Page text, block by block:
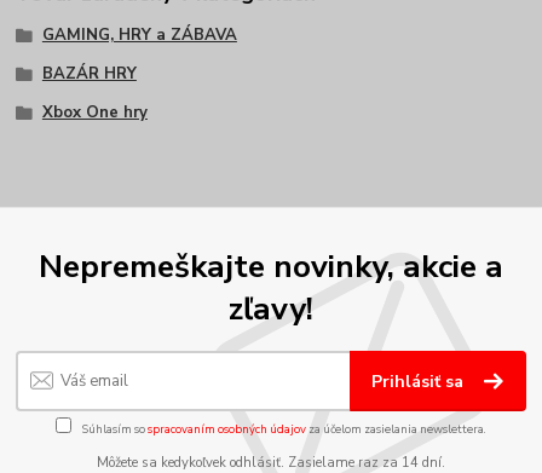
GAMING, HRY a ZÁBAVA
BAZÁR HRY
Xbox One hry
Nepremeškajte novinky, akcie a
zľavy!
Prihlásiť sa
Súhlasím sospracovaním osobných údajov za účelom zasielania newslettera.
Môžete sa kedykoľvek odhlásiť. Zasielame raz za 14 dní.